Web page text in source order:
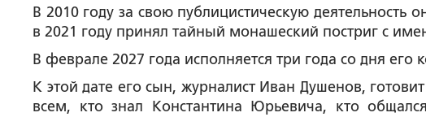
В 2010 году за свою публицистическую
в 2021 году принял тайный монашеский постриг с
В феврале 2027 года исполняется три года со дня его
К этой дате его сын, журналист Иван Душенов,
всем, кто знал Константина Юрьевича, кто